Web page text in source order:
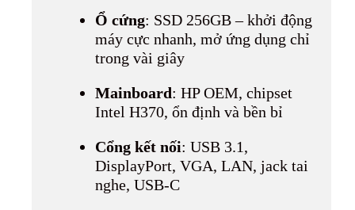
Ổ cứng: SSD 256GB – khởi động
máy cực nhanh, mở ứng dụng chỉ
trong vài giây
Mainboard: HP OEM, chipset
Intel H370, ổn định và bền bỉ
Cổng kết nối: USB 3.1,
DisplayPort, VGA, LAN, jack tai
nghe, USB-C